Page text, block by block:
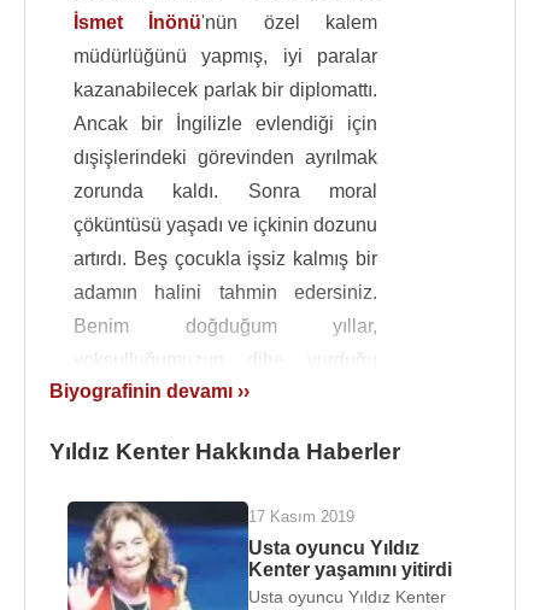
İsmet İnönü'nün özel kalem
müdürlüğünü yapmış, iyi paralar
kazanabilecek parlak bir diplomattı.
Ancak bir İngilizle evlendiği için
dışişlerindeki görevinden ayrılmak
zorunda kaldı. Sonra moral
çöküntüsü yaşadı ve içkinin dozunu
artırdı. Beş çocukla işsiz kalmış bir
adamın halini tahmin edersiniz.
Benim doğduğum yıllar,
yoksulluğumuzun dibe vurduğu
yıllarmış. Annem, ‘seni saracak bez
sarardım' derdi.
şeklinde dile getiriyordu.
Naci bey,Ziraat Bankası nda iş bulunca, aile
Ankara'ya taşındı. Bütün sorun ve sıkıntılara
Biyografinin devamı ››
Yıldız Kenter Hakkında Haberler
17 Kasım 2019
Usta oyuncu Yıldız
Kenter yaşamını yitirdi
Usta oyuncu Yıldız Kenter